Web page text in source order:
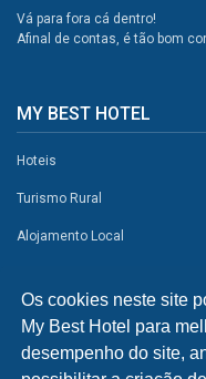
Os cookies neste site
My Best Hotel para
desempenho do site,
Vá para fora cá dentro!
Afinal de contas, é tão bom
MY BEST HOTEL
Hoteis
Turismo Rural
Alojamento Local
Atividades